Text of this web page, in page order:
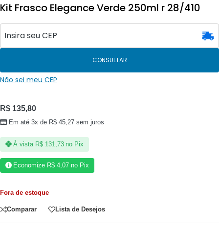
Kit Frasco Elegance Verde 250ml r 28/410
CONSULTAR
Não sei meu CEP
R$ 135,80
Em até 3x de R$ 45,27 sem juros
À vista R$131,73 no Pix
Economize R$ 4,07 no Pix
Fora de estoque
Comparar Lista de Desejos